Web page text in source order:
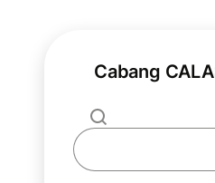
Cabang